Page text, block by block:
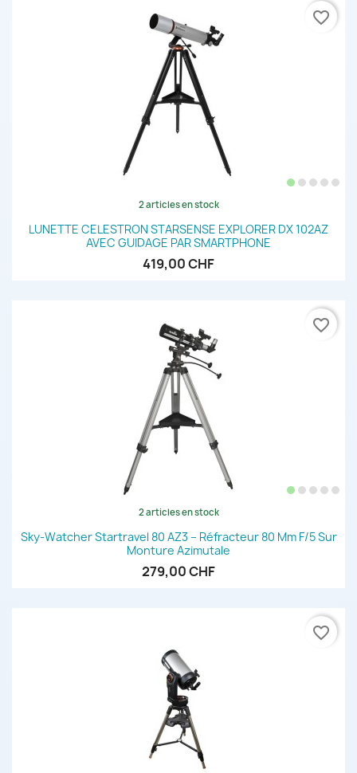
2 articles en stock
LUNETTE CELESTRON STARSENSE EXPLORER DX 102AZ
AVEC GUIDAGE PAR SMARTPHONE
419,00 CHF
favorite_border
2 articles en stock
Sky-Watcher Startravel 80 AZ3 – Réfracteur 80 Mm F/5 Sur
Monture Azimutale
279,00 CHF
favorite_border
favorite_border